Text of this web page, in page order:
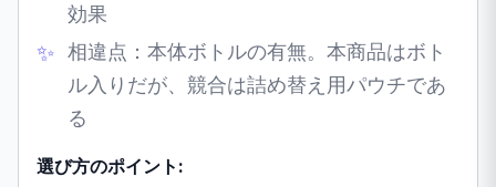
効果
相違点：本体ボトルの有無。本商品はボト
ル入りだが、競合は詰め替え用パウチであ
る
選び方のポイント: